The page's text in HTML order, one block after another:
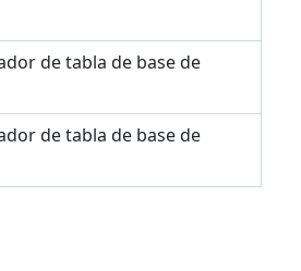
de tabla de base de
de tabla de base de